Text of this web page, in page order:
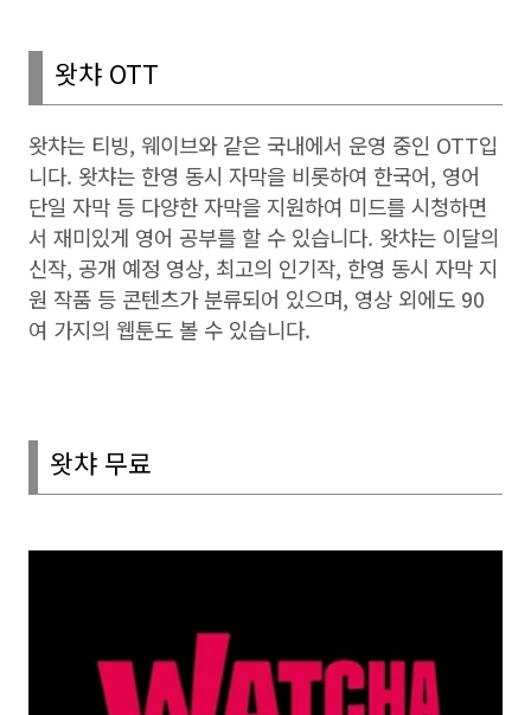
왓챠 OTT
왓챠는 티빙, 웨이브와 같은 국내에서 운영 중인 OTT입
니다. 왓챠는 한영 동시 자막을 비롯하여 한국어, 영어
단일 자막 등 다양한 자막을 지원하여 미드를 시청하면
서 재미있게 영어 공부를 할 수 있습니다. 왓챠는 이달의
신작, 공개 예정 영상, 최고의 인기작, 한영 동시 자막 지
원 작품 등 콘텐츠가 분류되어 있으며, 영상 외에도 90
여 가지의 웹툰도 볼 수 있습니다.
왓챠 무료